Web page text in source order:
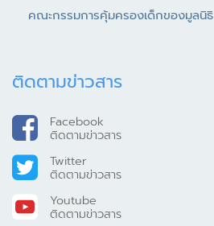
คณะกรรมการคุ้มครองเด็กของมูลนิธิ
ติดตามข่าวสาร
Facebook
ติดตามข่าวสาร
Twitter
ติดตามข่าวสาร
Youtube
ติดตามข่าวสาร